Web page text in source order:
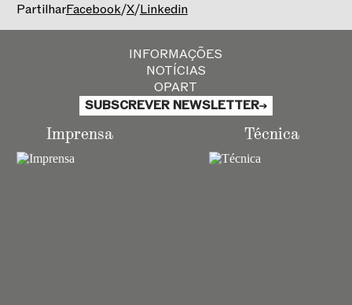
PartilharFacebook/X/Linkedin
INFORMAÇÕES
NOTÍCIAS
OPART
SUBSCREVER NEWSLETTER
Imprensa Técnica